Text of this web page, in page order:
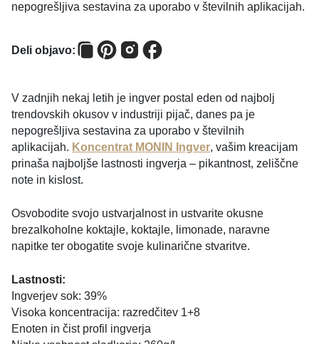
nepogrešljiva sestavina za uporabo v številnih aplikacijah.
Deli objavo:
V zadnjih nekaj letih je ingver postal eden od najbolj
trendovskih okusov v industriji pijač, danes pa je
nepogrešljiva sestavina za uporabo v številnih
aplikacijah. Koncentrat MONIN Ingver, vašim kreacijam
prinaša najboljše lastnosti ingverja – pikantnost, zeliščne
note in kislost.
Osvobodite svojo ustvarjalnost in ustvarite okusne
brezalkoholne koktajle, koktajle, limonade, naravne
napitke ter obogatite svoje kulinarične stvaritve.
Lastnosti:
Ingverjev sok: 39%
Visoka koncentracija: razredčitev 1+8
Enoten in čist profil ingverja